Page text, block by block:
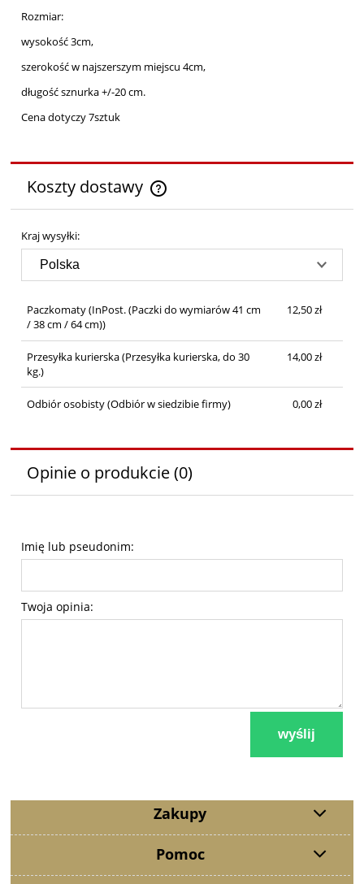
Rozmiar:
wysokość 3cm,
szerokość w najszerszym miejscu 4cm,
długość sznurka +/-20 cm.
Cena dotyczy 7sztuk
Koszty dostawy
Cena nie zawiera ewentualnych kosztów płatności
Kraj wysyłki:
Paczkomaty(InPost. (Paczki do wymiarów 41 cm
/ 38 cm / 64 cm))
12,50 zł
Przesyłka kurierska(Przesyłka kurierska, do 30
kg.)
14,00 zł
Odbiór osobisty(Odbiór w siedzibie firmy) 0,00 zł
Opinie o produkcie (0)
Imię lub pseudonim:
Twoja opinia:
wyślij
Zakupy
Pomoc